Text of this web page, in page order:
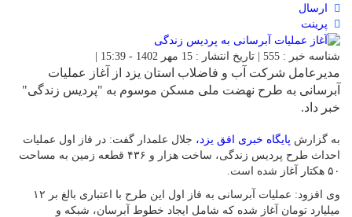
ارسال
پرینت
شناسه خبر : 555 | تاریخ انتشار : 15 مهر 1402 - 15:39 |
مدیرعامل شرکت آب و فاضلاب استان یزد از آغاز عملیات
آبرسانی به طرح نهضت ملی مسکن موسوم به "پردیس زندگی"
خبر داد.
به گزارش پایگاه خبری افق یزد، جلال علمدار گفت: در فاز اول عملیات
احداث طرح پردیس زندگی، ساخت هزار و ۴۳۶ قطعه زمین به مساحت
۵۰ هکتار آغاز شده است.
وی افزود: عملیات آبرسانی به فاز اول این طرح با اعتباری بالغ بر ۱۲
میلیارد تومان آغاز شده که شامل ایجاد خطوط آبرسان، شبکه و